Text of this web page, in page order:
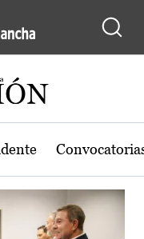
de Castilla-